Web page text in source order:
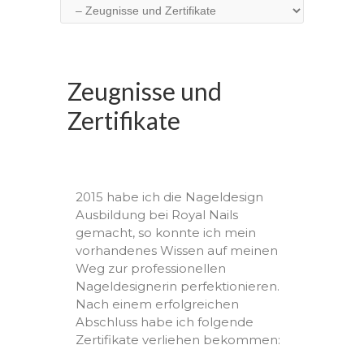
Zeugnisse und
Zertifikate
2015 habe ich die Nageldesign
Ausbildung bei Royal Nails
gemacht, so konnte ich mein
vorhandenes Wissen auf meinen
Weg zur professionellen
Nageldesignerin perfektionieren.
Nach einem erfolgreichen
Abschluss habe ich folgende
Zertifikate verliehen bekommen: